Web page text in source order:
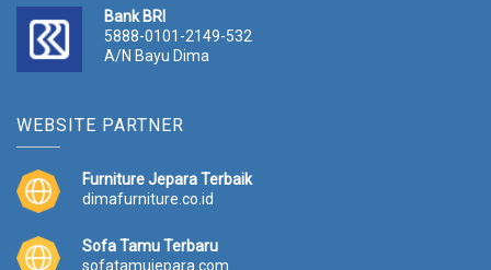
Bank BRI
5888-0101-2149-532
A/N Bayu Dima
WEBSITE PARTNER
Furniture Jepara Terbaik
dimafurniture.co.id
Sofa Tamu Terbaru
sofatamujepara.com